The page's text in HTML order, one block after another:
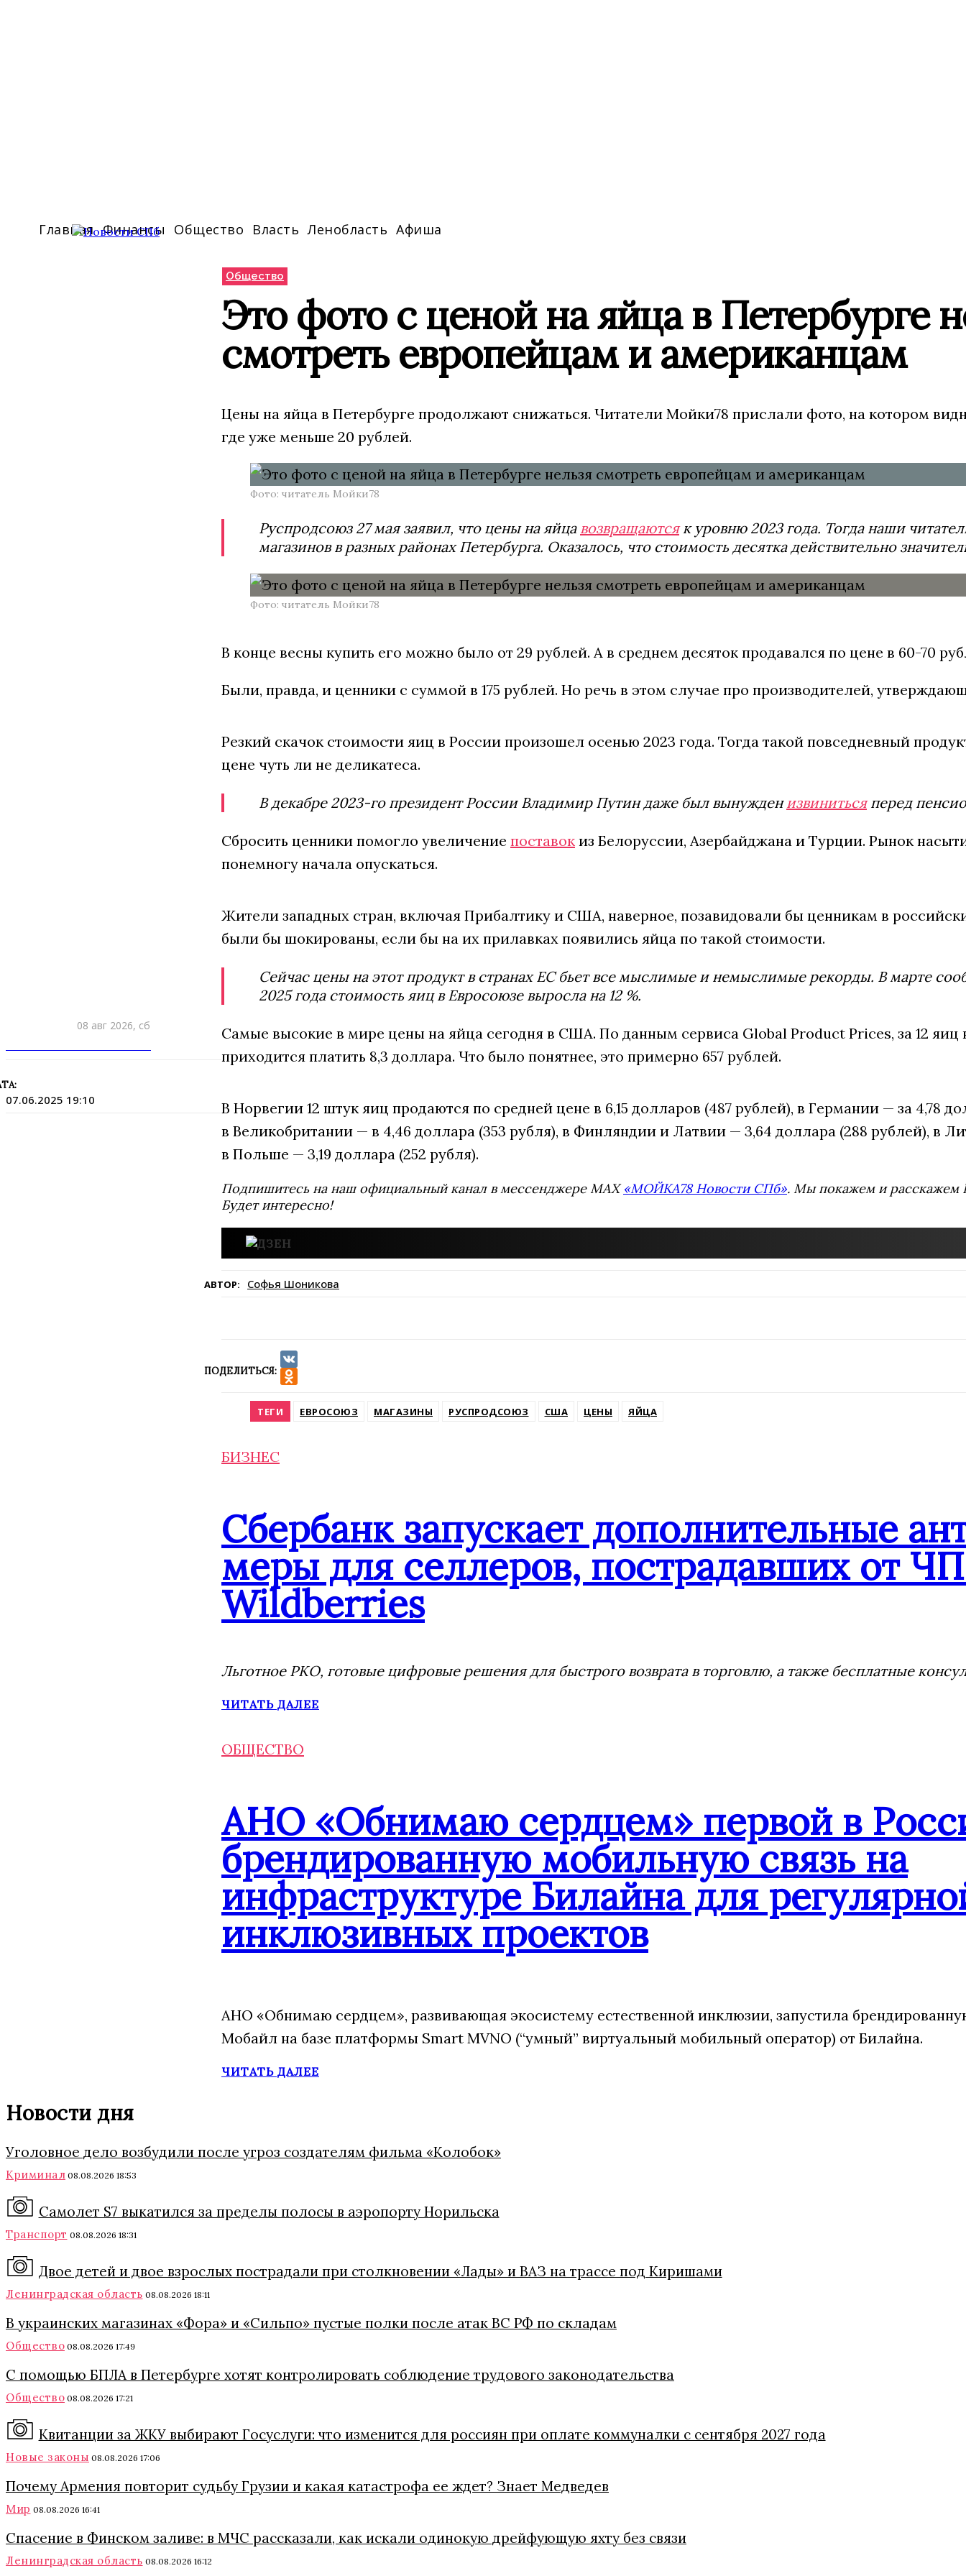
Главная Финансы Общество Власть Ленобласть Афиша
08 авг 2026, сб
07.06.2025 19:10
Общество
Это фото с ценой на яйца в Петербурге
смотреть европейцам и американцам
Цены на яйца в Петербурге продолжают снижаться. Читатели Мойки78 прислали фото, на котором
где уже меньше 20 рублей.
Фото: читатель Мойки78
Руспродсоюз 27 мая заявил, что цены на яйца возвращаютсяк уровню 2023 года. Тогда наши
магазинов в разных районах Петербурга. Оказалось, что стоимость десятка действительно
Фото: читатель Мойки78
В конце весны купить его можно было от 29 рублей. А в среднем десяток продавался по цене в 60-70
Были, правда, и ценники с суммой в 175 рублей. Но речь в этом случае про производителей,
Резкий скачок стоимости яиц в России произошел осенью 2023 года. Тогда такой повседневный
цене чуть ли не деликатеса.
В декабре 2023-го президент России Владимир Путин даже был вынужденизвинитьсяперед
Сбросить ценники помогло увеличение поставок из Белоруссии, Азербайджана и Турции. Рынок
понемногу начала опускаться.
Жители западных стран, включая Прибалтику и США, наверное, позавидовали бы ценникам в
были бы шокированы, если бы на их прилавках появились яйца по такой стоимости.
Сейчас цены на этот продукт в странах ЕС бьет все мыслимые и немыслимые рекорды. В марте
2025 года стоимость яиц в Евросоюзе выросла на 12 %.
Самые высокие в мире цены на яйца сегодня в США. По данным сервиса Global Product Prices, за 12 яиц
приходится платить 8,3 доллара. Что было понятнее, это примерно 657 рублей.
В Норвегии 12 штук яиц продаются по средней цене в 6,15 долларов (487 рублей), в Германии — за 4,78
в Великобритании — в 4,46 доллара (353 рубля), в Финляндии и Латвии — 3,64 доллара (288 рублей), в
в Польше — 3,19 доллара (252 рубля).
Подпишитесь на наш официальный канал в мессенджере MAX«МОЙКА78 Новости СПб». Мы покажем и расскажем
Будет интересно!
АВТОР: Софья Шоникова
ПОДЕЛИТЬСЯ:
VK
ТЕГИ ЕВРОСОЮЗ МАГАЗИНЫ РУСПРОДСОЮЗ США ЦЕНЫ ЯЙЦА
БИЗНЕС
Сбербанк запускает дополнительные
меры для селлеров, пострадавших от
Wildberries
Льготное РКО, готовые цифровые решения для быстрого возврата в торговлю, а также бесплатные
ЧИТАТЬ ДАЛЕЕ
ОБЩЕСТВО
АНО «Обнимаю сердцем» первой в
брендированную мобильную связь на
инфраструктуре Билайна для
инклюзивных проектов
АНО «Обнимаю сердцем», развивающая экосистему естественной инклюзии, запустила
Мобайл на базе платформы Smart MVNO (“умный” виртуальный мобильный оператор) от Билайна.
ЧИТАТЬ ДАЛЕЕ
Новости дня
Уголовное дело возбудили после угроз создателям фильма «Колобок»
Криминал 08.08.2026 18:53
Самолет S7 выкатился за пределы полосы в аэропорту Норильска
Транспорт 08.08.2026 18:31
Двое детей и двое взрослых пострадали при столкновении «Лады» и ВАЗ на трассе под Киришами
Ленинградская область 08.08.2026 18:11
В украинских магазинах «Фора» и «Сильпо» пустые полки после атак ВС РФ по складам
Общество 08.08.2026 17:49
С помощью БПЛА в Петербурге хотят контролировать соблюдение трудового законодательства
Общество 08.08.2026 17:21
Квитанции за ЖКУ выбирают Госуслуги: что изменится для россиян при оплате коммуналки с сентября 2027 года
Новые законы 08.08.2026 17:06
Почему Армения повторит судьбу Грузии и какая катастрофа ее ждет? Знает Медведев
Мир 08.08.2026 16:41
Спасение в Финском заливе: в МЧС рассказали, как искали одинокую дрейфующую яхту без связи
Ленинградская область 08.08.2026 16:12